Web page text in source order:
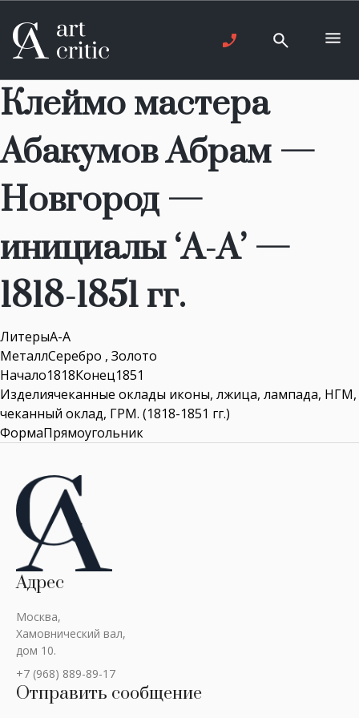
Клеймо мастера
Абакумов Абрам —
Новгород —
инициалы ‘А-А’ —
1818-1851 гг.
ЛитерыА-А
МеталлСеребро , Золото
Начало1818Конец1851
Изделиячеканные оклады иконы, лжица, лампада, НГМ,
чеканный оклад, ГРМ. (1818-1851 гг.)
ФормаПрямоугольник
Адрес
Москва,
Хамовнический вал,
дом 10.
+7 (968) 889-89-17
Отправить сообщение